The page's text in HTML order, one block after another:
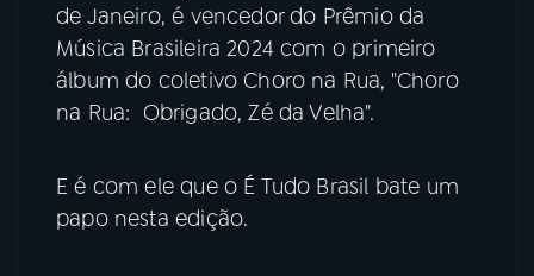
ACOMPANHE A RÁDIO NACIONAL
YouTube Facebook
TikTok
de Janeiro, é vencedor do Prêmio da
Música Brasileira 2024 com o primeiro
álbum do coletivo Choro na Rua, "Choro
na Rua: Obrigado, Zé da Velha".
E é com ele que o É Tudo Brasil bate um
papo nesta edição.